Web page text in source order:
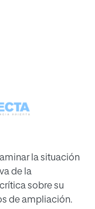
la situación
de la
sobre su
de ampliación.